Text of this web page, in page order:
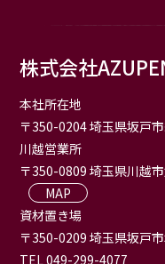
株式会社
本社所在地
〒350-0204 埼玉県坂戸
川越営業所
〒350-0809 埼玉県川越
MAP
資材置き場
〒350-0209 埼玉県坂戸
TEL 049-299-4077